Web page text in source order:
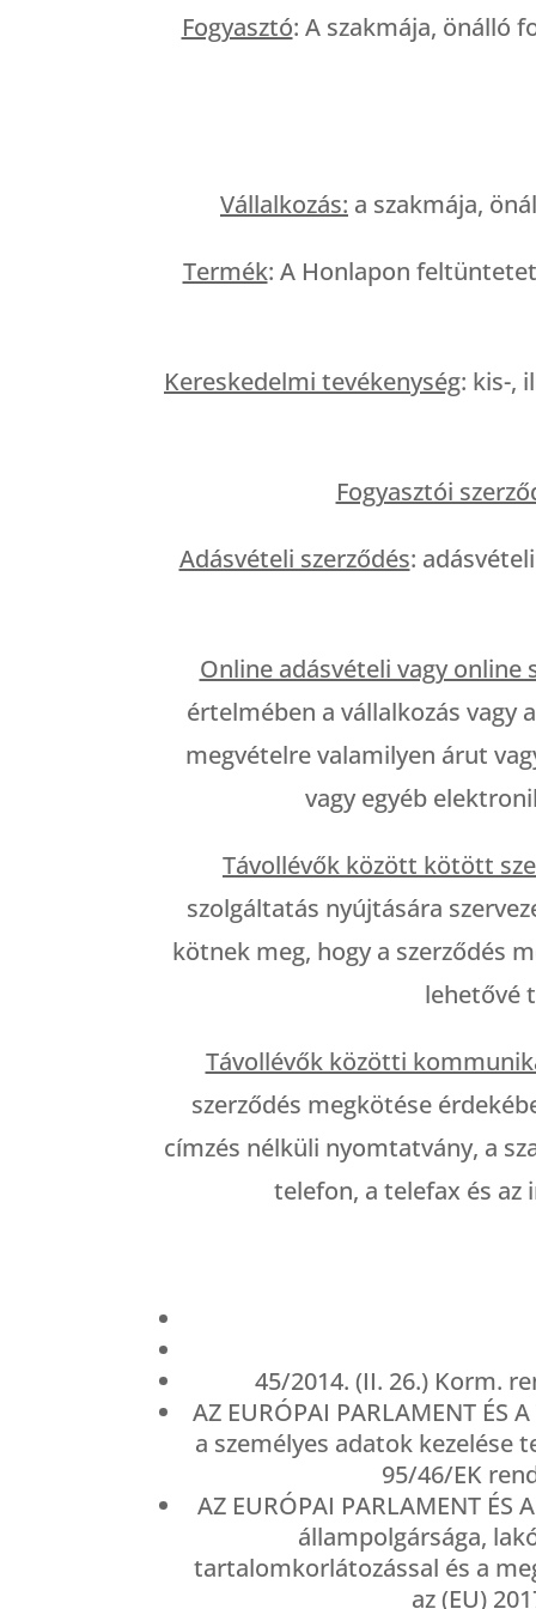
Fogyasztó: A szakmája, önálló
Vállalkozás: a szakmája,
Termék: A Honlapon
Kereskedelmi tevékenység: kis-,
Fogyasztói
Adásvételi szerződés:
Online adásvételi vagy online
értelmében a vállalkozás vagy
megvételre valamilyen árut
vagy egyéb
Távollévők között kötött
szolgáltatás nyújtására
kötnek meg, hogy a szerződés
lehetővé
Távollévők közötti
szerződés megkötése
címzés nélküli nyomtatvány, a
telefon, a telefax és az
45/2014. (II. 26.) Korm.
AZ EURÓPAI PARLAMENT ÉS
a személyes adatok kezelése
95/46/EK
AZ EURÓPAI PARLAMENT
állampolgársága,
tartalomkorlátozással és a
az (EU)